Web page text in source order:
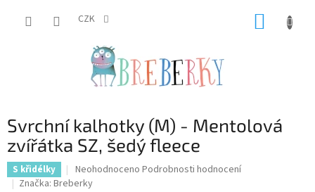
CZK
Svrchní kalhotky (M) - Mentolová
zvířátka SZ, šedý fleece
S křidélky
Průměrné
hodnocení
Neohodnoceno Podrobnosti hodnocení
Značka: Breberky